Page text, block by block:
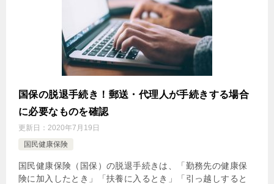
国保の脱退手続き！郵送・代理人が手続きする場合
に必要なものを確認
更新日： 2020年7月19日
国民健康保険
国民健康保険（国保）の脱退手続きは、「勤務先の健康保
険に加入したとき」「扶養に入るとき」「引っ越しすると